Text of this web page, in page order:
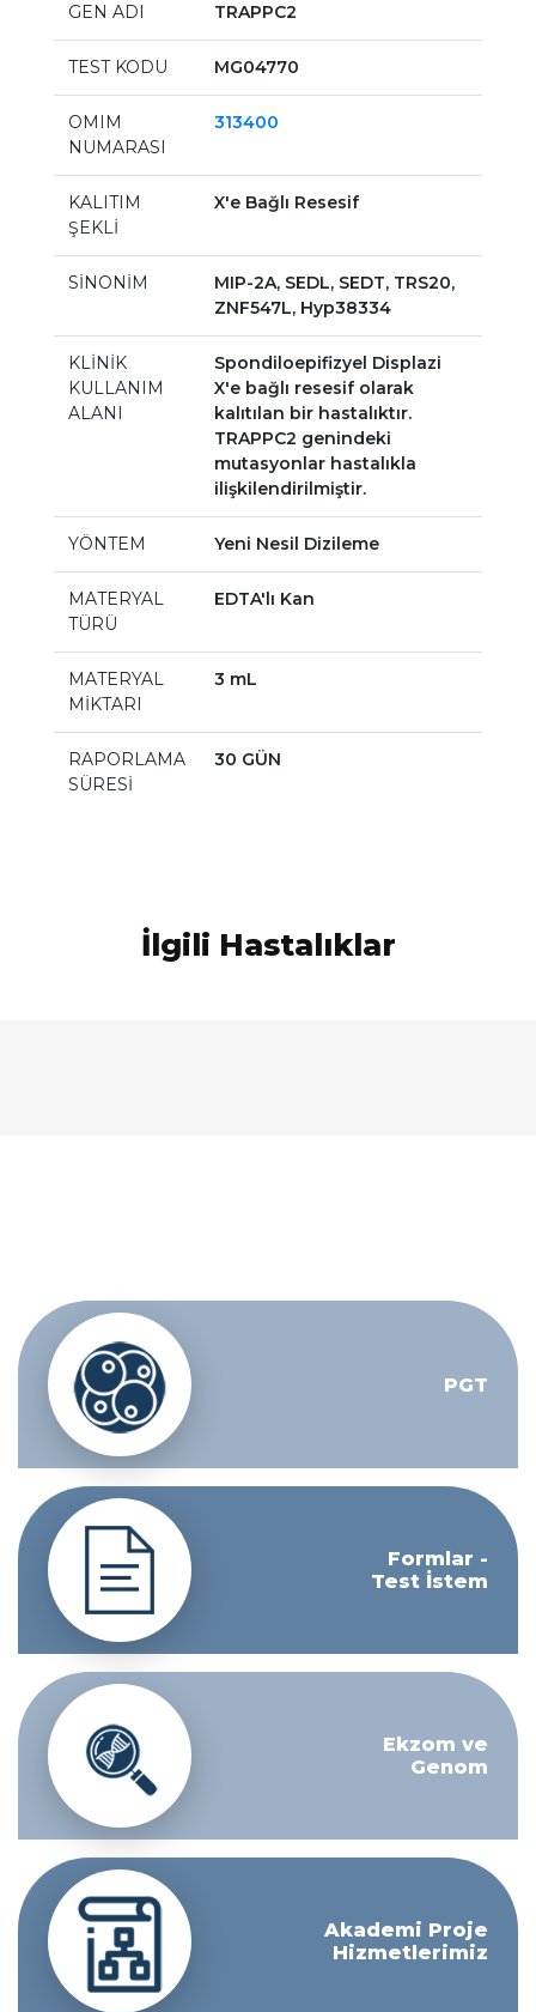
GEN ADI TRAPPC2
TEST KODU MG04770
OMIM
NUMARASI
313400
KALITIM
ŞEKLİ
X'e Bağlı Resesif
SİNONİM
MIP-2A, SEDL, SEDT, TRS20,
ZNF547L, Hyp38334
KLİNİK
KULLANIM
ALANI
Spondiloepifizyel Displazi
X'e bağlı resesif olarak
kalıtılan bir hastalıktır.
TRAPPC2 genindeki
mutasyonlar hastalıkla
ilişkilendirilmiştir.
YÖNTEM Yeni Nesil Dizileme
MATERYAL
TÜRÜ
EDTA'lı Kan
MATERYAL
MİKTARI
3 mL
RAPORLAMA
SÜRESİ
30 GÜN
İlgili Hastalıklar
PGT
Formlar -
Test İstem
Ekzom ve
Genom
Akademi Proje
Hizmetlerimiz